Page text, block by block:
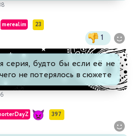
merealim 23
1
серия, будто бы если её не
не потерялось в сюжете
397